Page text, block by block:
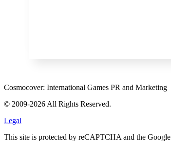
Cosmocover: International Games PR and Marketing
© 2009-2026 All Rights Reserved.
Legal
This site is protected by reCAPTCHA and the Google